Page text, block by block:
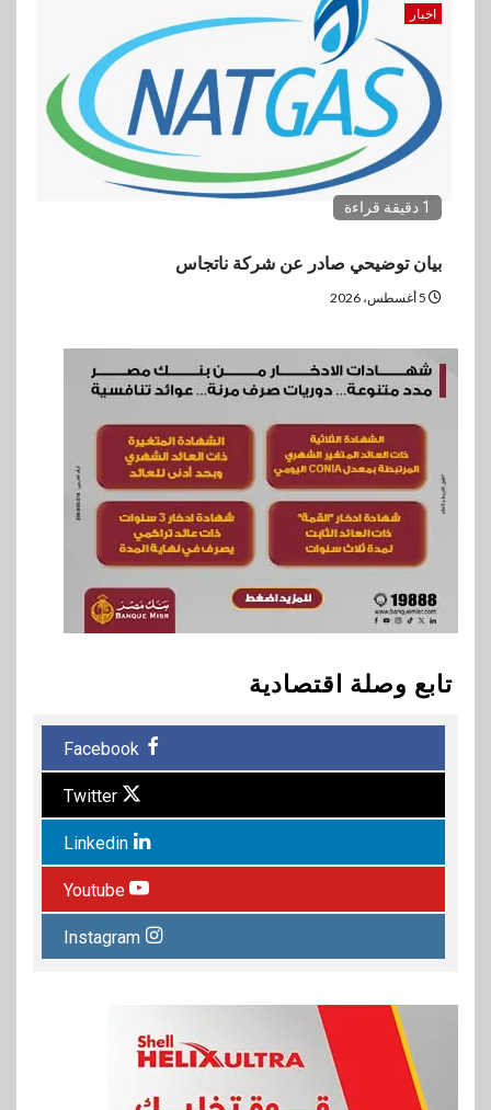
اخبار
1 دقيقة قراءة
بيان توضيحي صادر عن شركة ناتجاس
تابع وصلة اقتصادية
Facebook
Twitter
Linkedin
Youtube
Instagram